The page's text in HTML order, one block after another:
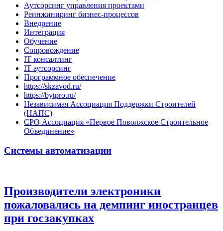
Аутсорсинг управления проектами
Реинжиниринг бизнес-процессов
Внедрение
Интеграция
Обучение
Сопровождение
IT консалтинг
IT аутсорсинг
Программное обеспечение
https://skzavod.ru/
https://bytpro.ru/
Независимая Ассоциация Поддержки Строителей
(НАПС)
СРО Ассоциация «Первое Поволжское Строительное
Объединение»
Системы автоматизации
Производители электроники
пожаловались на демпинг иностранцев
при госзакупках